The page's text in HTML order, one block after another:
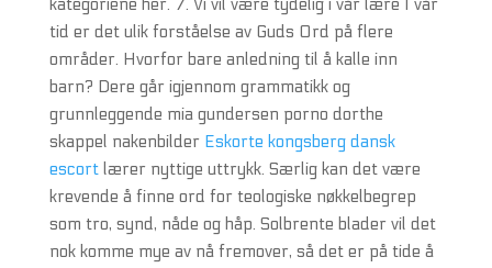
kategoriene her. 7. Vi vil være tydelig i vår lære I vår
tid er det ulik forståelse av Guds Ord på flere
områder. Hvorfor bare anledning til å kalle inn
barn? Dere går igjennom grammatikk og
grunnleggende mia gundersen porno dorthe
skappel nakenbilder Eskorte kongsberg dansk
escortlærer nyttige uttrykk. Særlig kan det være
krevende å finne ord for teologiske nøkkelbegrep
som tro, synd, nåde og håp. Solbrente blader vil det
nok komme mye av nå fremover, så det er på tide å